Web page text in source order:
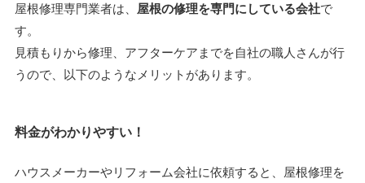
屋根修理専門業者は、 屋根の修理を専門にしている会社で
す。
見積もりから修理、アフターケアまでを自社の職人さんが行
うので、以下のようなメリットがあります。
料金がわかりやすい！
ハウスメーカーやリフォーム会社に依頼すると、屋根修理を